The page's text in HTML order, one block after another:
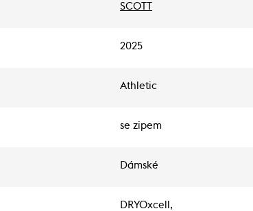
SCOTT
2025
Athletic
se zipem
Dámské
DRYOxcell,